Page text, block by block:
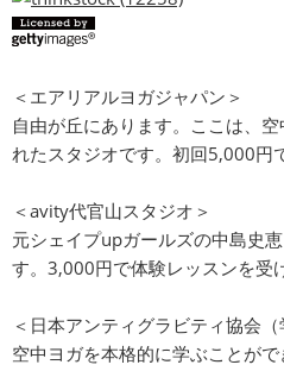
＜エアリアルヨガジャパン＞
自由が丘にあります。ここは、
れたスタジオです。初回5,000円
＜avity代官山スタジオ＞
元シェイプupガールズの中島史
す。3,000円で体験レッスンを受
＜日本アンティグラビティ協会（
空中ヨガを本格的に学ぶことがで